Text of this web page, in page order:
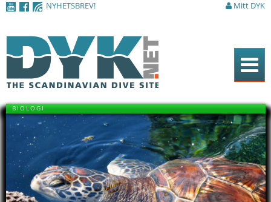
NYHETSBREV! Mitt DYK
Hem
Tidningen
Nyheter
Artiklar
DYK Guiden
BIOLOGI